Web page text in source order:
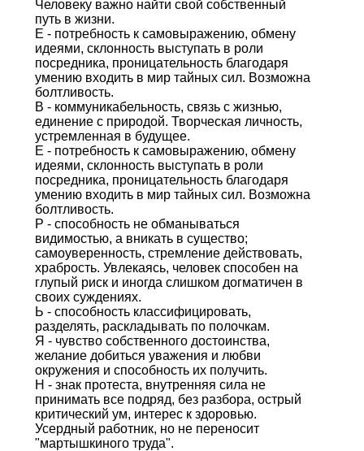
Человеку важно найти свой собственный
путь в жизни.
Е - потребность к самовыражению, обмену
идеями, склонность выступать в роли
посредника, проницательность благодаря
умению входить в мир тайных сил. Возможна
болтливость.
В - коммуникабельность, связь с жизнью,
единение с природой. Творческая личность,
устремленная в будущее.
Е - потребность к самовыражению, обмену
идеями, склонность выступать в роли
посредника, проницательность благодаря
умению входить в мир тайных сил. Возможна
болтливость.
Р - способность не обманываться
видимостью, а вникать в существо;
самоуверенность, стремление действовать,
храбрость. Увлекаясь, человек способен на
глупый риск и иногда слишком догматичен в
своих суждениях.
Ь - способность классифицировать,
разделять, раскладывать по полочкам.
Я - чувство собственного достоинства,
желание добиться уважения и любви
окружения и способность их получить.
Н - знак протеста, внутренняя сила не
принимать все подряд, без разбора, острый
критический ум, интерес к здоровью.
Усердный работник, но не переносит
"мартышкиного труда".